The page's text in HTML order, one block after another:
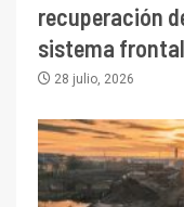
recuperación
sistema frontal
28 julio, 2026